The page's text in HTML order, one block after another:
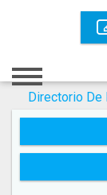
Registro
Directorio De